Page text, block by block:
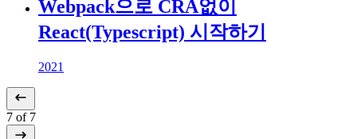
Webpack으로 CRA없이
React(Typescript) 시작하기
2021
7 of 7